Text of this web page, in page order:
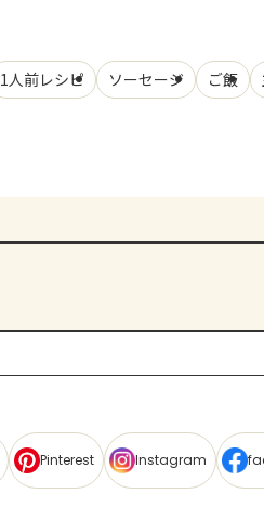
1人前レシピ ソーセージ ご飯
Pinterest Instagram